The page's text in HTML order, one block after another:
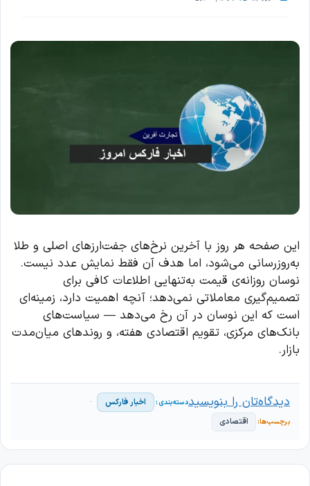
این صفحه هر روز با آخرین نرخ‌های جفت‌ارزهای اصلی و طلا
به‌روزرسانی می‌شود، اما هدف آن فقط نمایش عدد نیست.
نوسان روزانه‌ی قیمت به‌تنهایی اطلاعات کافی برای
تصمیم‌گیری معاملاتی نمی‌دهد؛ آنچه اهمیت دارد، زمینه‌ای
است که این نوسان در آن رخ می‌دهد — سیاست‌های
بانک‌های مرکزی، تقویم اقتصادی هفته، و روندهای میان‌مدت
بازار.
اخبار فارکس
اقتصادی
دیدگاه‌تان را بنویسید